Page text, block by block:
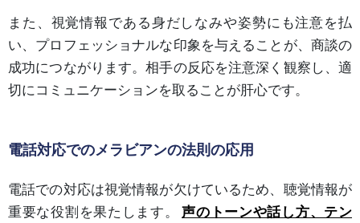
また、視覚情報である身だしなみや姿勢にも注意を払
い、プロフェッショナルな印象を与えることが、商談の
成功につながります。相手の反応を注意深く観察し、適
切にコミュニケーションを取ることが肝心です。
電話対応でのメラビアンの法則の応用
電話での対応は視覚情報が欠けているため、聴覚情報が
重要な役割を果たします。
声のトーンや話し方、テン